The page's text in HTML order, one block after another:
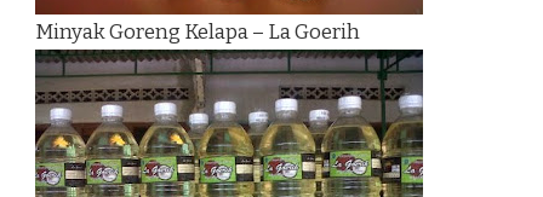
Minyak Goreng Kelapa – La Goerih